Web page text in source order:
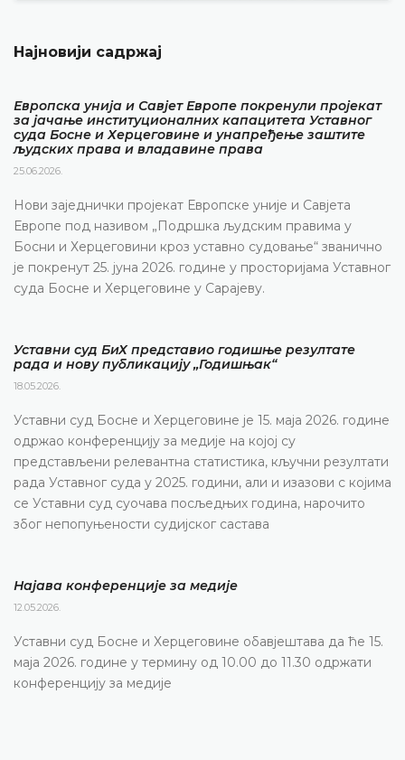
Најновији садржај
Европска унија и Савјет Европе покренули пројекат
за јачање институционалних капацитета Уставног
суда Босне и Херцеговине и унапређење заштите
људских права и владавине права
25.06.2026.
Нови заједнички пројекат Европске уније и Савјета
Европе под називом „Подршка људским правима у
Босни и Херцеговини кроз уставно судовање“ званично
је покренут 25. јуна 2026. године у просторијама Уставног
суда Босне и Херцеговине у Сарајеву.
Уставни суд БиХ представио годишње резултате
рада и нову публикацију „Годишњак“
18.05.2026.
Уставни суд Босне и Херцеговине је 15. маја 2026. године
одржао конференцију за медије на којој су
представљени релевантна статистика, кључни резултати
рада Уставног суда у 2025. години, али и изазови с којима
се Уставни суд суочава посљедњих година, нарочито
због непопуњености судијског састава
Најава конференције за медије
12.05.2026.
Уставни суд Босне и Херцеговине обавјештава да ће 15.
маја 2026. године у термину од 10.00 до 11.30 одржати
конференцију за медије